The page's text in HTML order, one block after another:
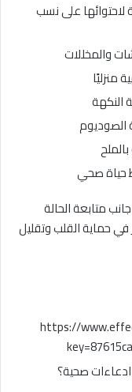
لاحتوائها على نسب
والمخللات
منزليًا
النكهة
الصوديوم
حياة صحي
متابعة الحالة
حماية القلب وتقليل
https://
صحية؟